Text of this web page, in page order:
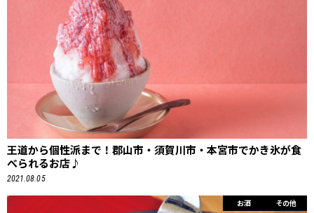
王道から個性派まで！郡山市・須賀川市・本宮市でかき氷が食
べられるお店♪
2021.08.05
お酒 その他